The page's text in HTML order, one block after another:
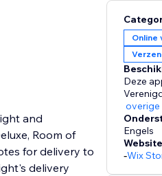
and
for delivery to
delivery
Online
Deze
overige
Engels
-Wix